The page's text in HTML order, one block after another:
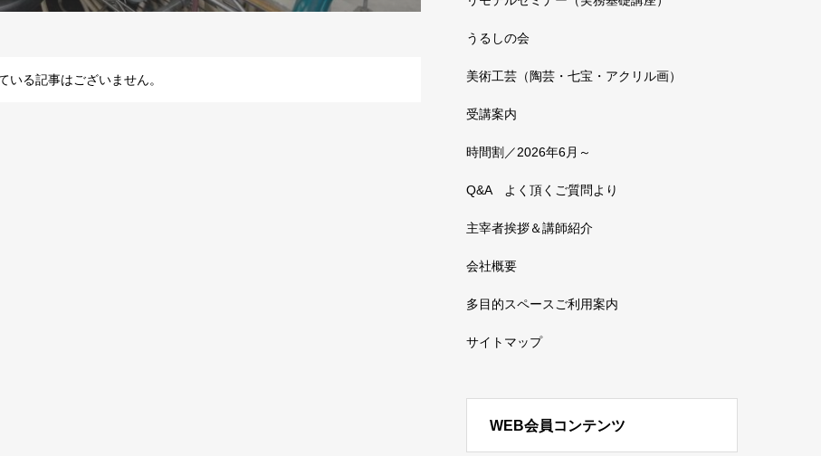
いる記事はございません。
うるしの会
美術工芸（陶芸・七宝・アクリル画）
受講案内
時間割／2026年6月～
Q&A よく頂くご質問より
主宰者挨拶＆講師紹介
会社概要
多目的スペースご利用案内
サイトマップ
WEB会員コンテンツ